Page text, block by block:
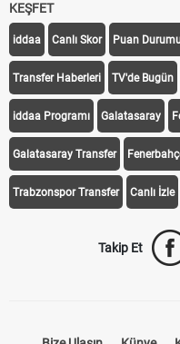
KEŞFET
iddaa Canlı Skor Puan
Transfer Haberleri TV'de Bugün
iddaa Programı Galatasaray
Galatasaray Transfer
Trabzonspor Transfer Canlı İzle